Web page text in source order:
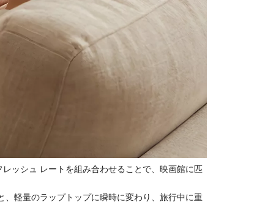
ッシュ レートを組み合わせることで、映画館に匹
軽量のラップトップに瞬時に変わり、旅行中に重